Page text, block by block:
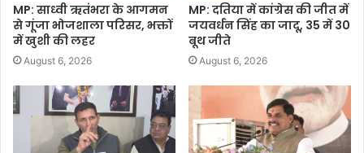
MP: साध्वी ऋतंभरा के आगमन
से गूंजा भोजशाला परिसर, भक्तों
में खुशी की लहर
August 6, 2026
MP: दतिया में कांग्रेस की जीत में
जयवर्धन सिंह का जादू, 35 में 30
बूथ जीते
August 6, 2026